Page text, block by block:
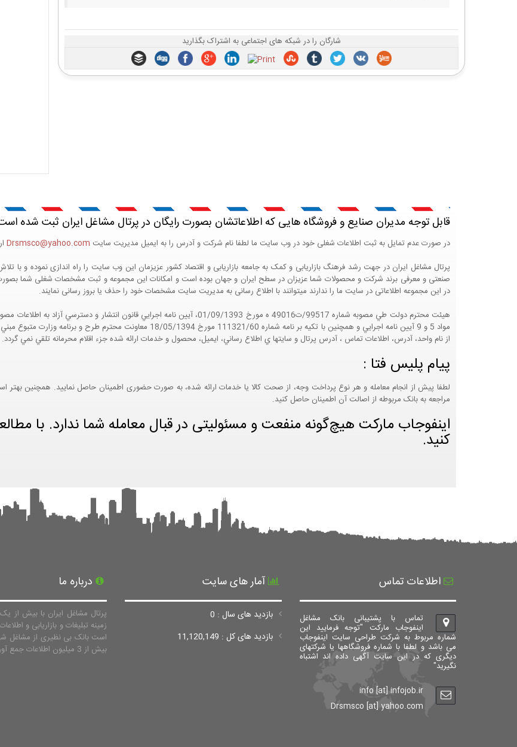
شارگان را در شبکه های اجتماعی به اشتراک بگذارید
قابل توجه مدیران صنایع و فروشگاه هایی که اطلاعاتشان بصورت رایگان در پرتال مشاغل ایران ثبت شده
در صورت عدم تمایل به ثبت اطلاعات شغلی خود در وب سایت ما لطفا نام شرکت و آدرس را به ایمیل مدیریت سایت Drsmsco@yahoo.com
صنعتی و معرفی برند شرکت و محصولات شما عزیزان در سطح ایران و جهان بوده است و امکانات این مجموعه و ثبت مشخصات شغلی شما بصورت
در این مجموعه اطلاعاتی در سایت ما را ندارند میتوانند با اطلاع رسانی به مدیریت سایت مشخصات خود را حذف یا بروز رسانی نمایند.
مواد 5 و 9 آيين نامه اجرايي و همچنين با تکيه بر نامه شماره 111321/60 مورخ
از نام واحد، آدرس، اطلاعات تماس ، آدرس پرتال و سايتها ي اطلاع رساني، ايميل، محصول و خدمات ارائه شده جزء اقلام محرمانه تلقي نمي گردد.
پیام پلیس فتا :
لطفا پیش از انجام معامله و هر نوع پرداخت وجه، از صحت کالا یا خدمات ارائه شده، به صورت حضوری اطمینان حاصل نمایید. همچنین بهتر
مراجعه به بانک مربوطه از اصالت آن اطمینان حاصل کنید.
اینفوجاب مارکت هیچ‌گونه منفعت و مسئولیتی در قبال معامله شما ندارد. با
کنید.
اطلاعات تماس
تماس با پشتیبانی بانک مشاغل
اینفوجاب مارکت "توجه فرمایید این
شماره مربوط به شرکت طراحی سایت اینفوجاب
می باشد و لطفا با شماره فروشگاهها یا شرکتهای
دیگری که در این سایت آگهی داده اند اشتباه
نگیرید"
info [at] infojob.ir
Drsmsco [at] yahoo.com
آمار های سایت
بازدید های سال : 0
بازدید های کل : 11,120,149
درباره ما
پرتال مشاغل ایران با بیش از
زمینه تبلیغات و بازاریابی و
است بانک بی نظیری از مشاغل
بیش از 3 میلیون اطلاعات جمع آوری نماید.